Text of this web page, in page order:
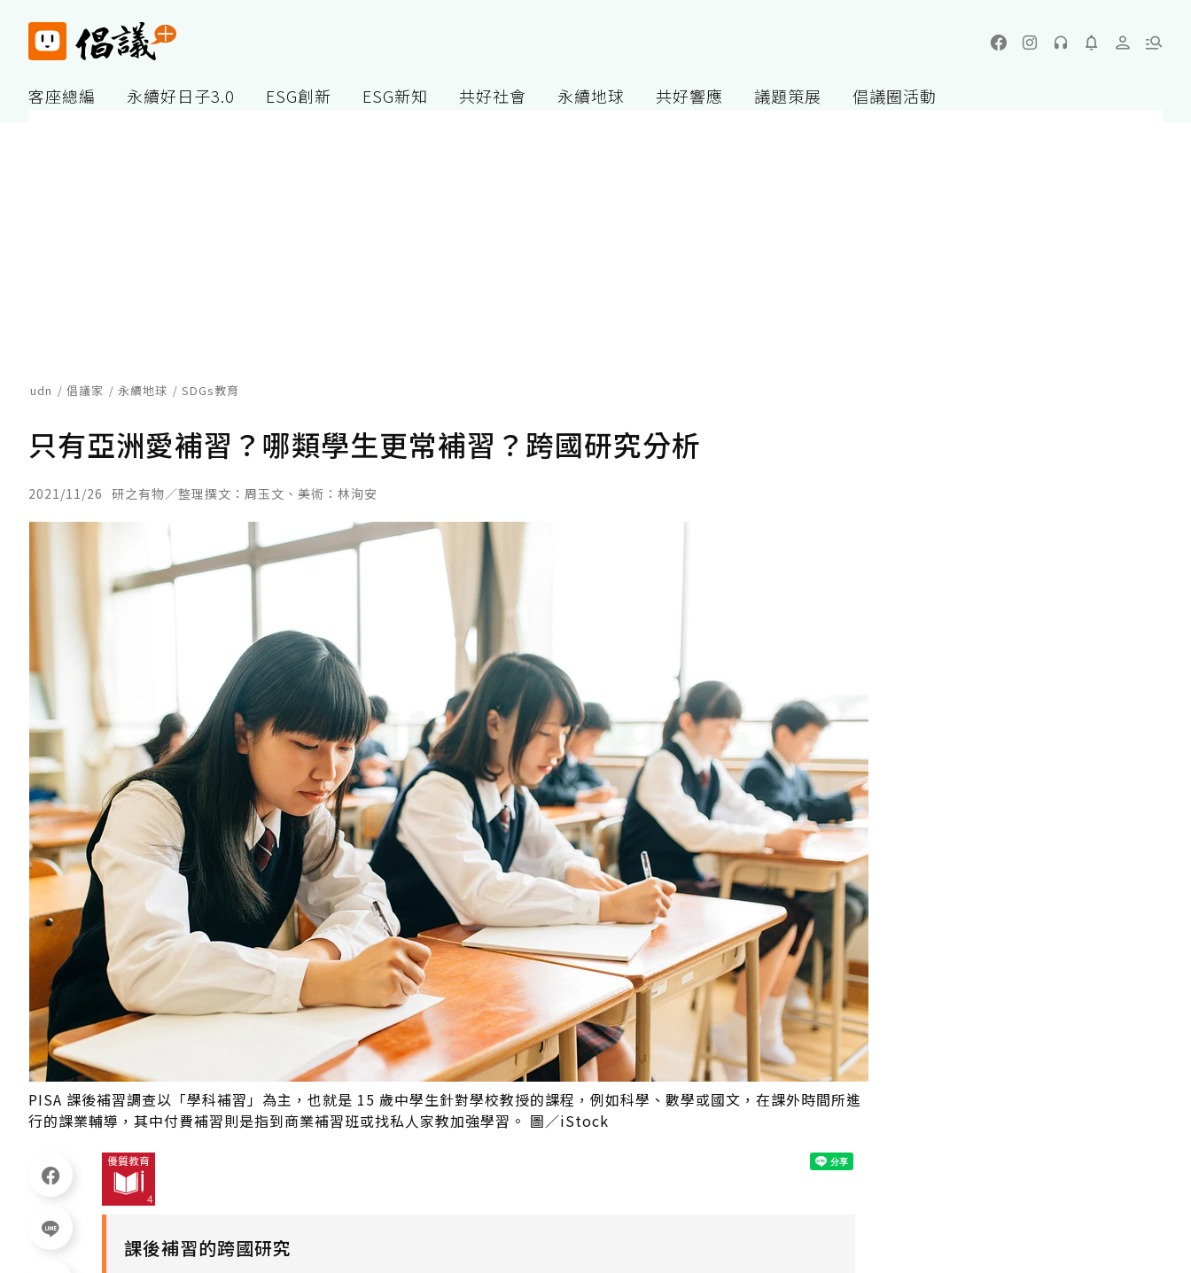
客座總編 永續好日子3.0 ESG創新 ESG新知 共好社會 永續地球 共好響應 議題策展 倡議圈活動
udn 倡議家 永續地球 SDGs教育
只有亞洲愛補習？哪類學生更常補習？跨國研究分析
2021/11/26 研之有物／整理撰文：周玉文、美術：林洵安
PISA 課後補習調查以「學科補習」為主，也就是 15 歲中學生針對學校教授的課程，例如科學、數學或國文，在課外時間所進
行的課業輔導，其中付費補習則是指到商業補習班或找私人家教加強學習。 圖／iStock
課後補習的跨國研究